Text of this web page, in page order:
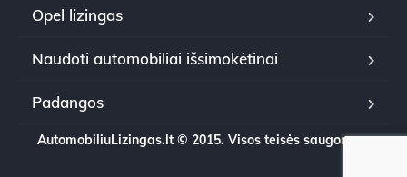
Opel lizingas
Naudoti automobiliai išsimokėtinai
Padangos
AutomobiliuLizingas.lt © 2015. Visos teisės saugomos.